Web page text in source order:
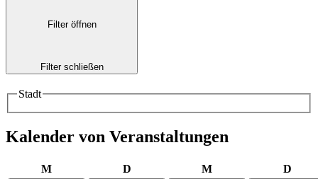
Filter öffnen
Filter schließen
Stadt
Kalender von Veranstaltungen
MMontag DDienstag MMittwoch D